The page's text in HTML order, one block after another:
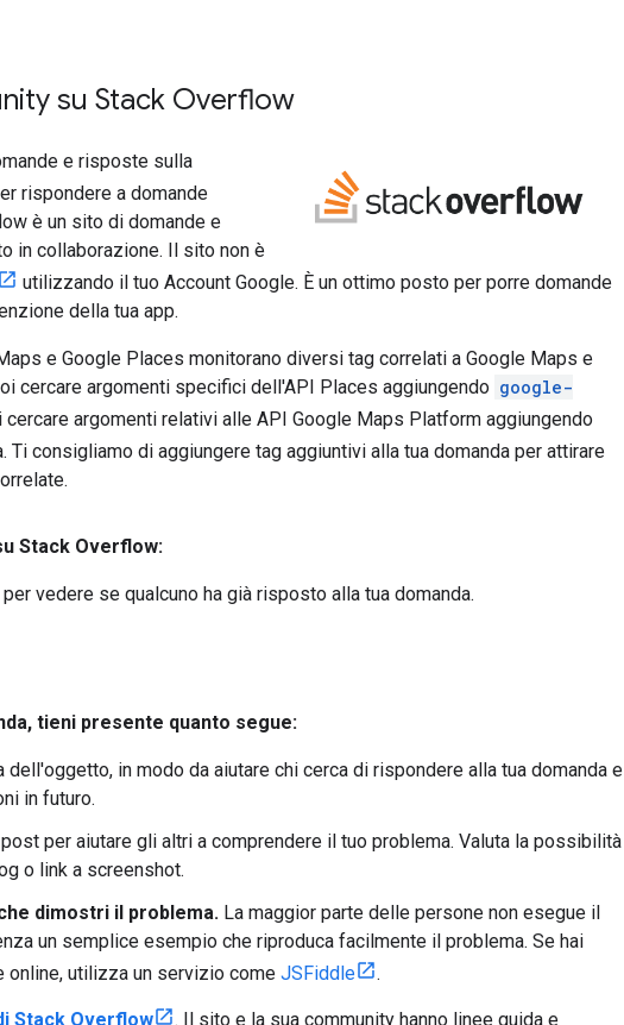
su Stack Overflow
e risposte sulla
rispondere a domande
è un sito di domande e
in collaborazione. Il sito non è
utilizzando il tuo Account Google. È un ottimo posto per porre domande
della tua app.
e Google Places monitorano diversi tag correlati a Google Maps e
cercare argomenti specifici dell'API Places aggiungendo google-
cercare argomenti relativi alle API Google Maps Platform aggiungendo
Ti consigliamo di aggiungere tag aggiuntivi alla tua domanda per attirare
Stack Overflow:
vedere se qualcuno ha già risposto alla tua domanda.
, tieni presente quanto segue:
dell'oggetto, in modo da aiutare chi cerca di rispondere alla tua domanda e
in futuro.
per aiutare gli altri a comprendere il tuo problema. Valuta la possibilità
o link a screenshot.
dimostri il problema. La maggior parte delle persone non esegue il
un semplice esempio che riproduca facilmente il problema. Se hai
utilizza un servizio come JSFiddle .
Stack Overflow
. Il sito e la sua community hanno linee guida e